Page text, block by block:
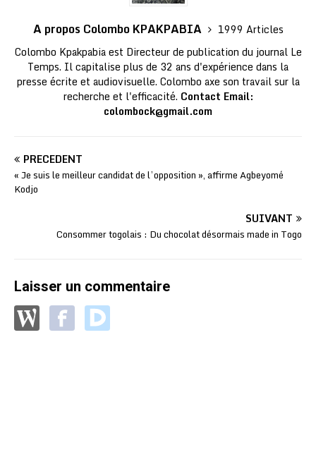
A propos Colombo KPAKPABIA
1999 Articles
Colombo Kpakpabia est Directeur de publication du journal Le
Temps. Il capitalise plus de 32 ans d'expérience dans la
presse écrite et audiovisuelle. Colombo axe son travail sur la
recherche et l'efficacité. Contact Email:
colombock@gmail.com
PRÉCÉDENT
« Je suis le meilleur candidat de l’opposition », affirme Agbeyomé
Kodjo
SUIVANT
Consommer togolais : Du chocolat désormais made in Togo
Laisser un commentaire